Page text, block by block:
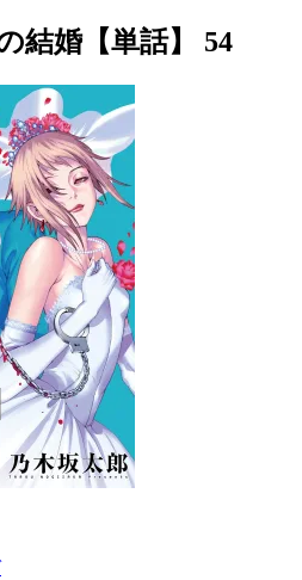
結婚【単話】 54